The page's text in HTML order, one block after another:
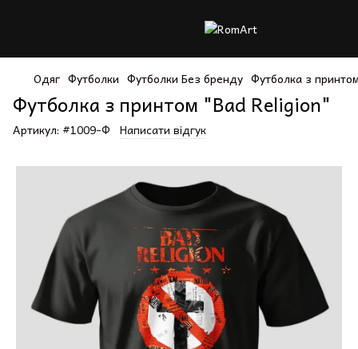
Одяг Футболки Футболки Без бренду Футболка з
Футболка з принтом "Bad Religion"
Артикул: #1009-Ф Написати відгук